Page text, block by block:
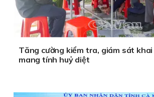
Tăng cường kiểm tra, giám sát
mang tính huỷ diệt